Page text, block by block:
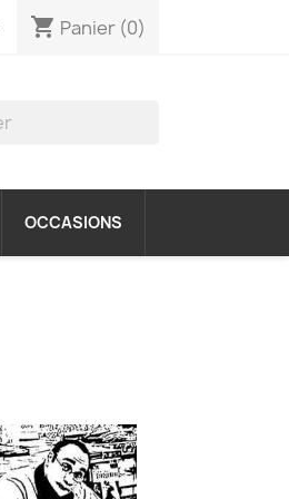
shopping_cart Panier (0)
OCCASIONS